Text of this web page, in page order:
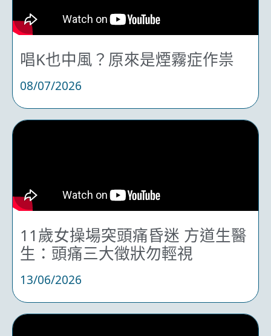
唱K也中風？原來是煙霧症作祟
08/07/2026
11歲女操場突頭痛昏迷 方道生醫
生：頭痛三大徵狀勿輕視
13/06/2026